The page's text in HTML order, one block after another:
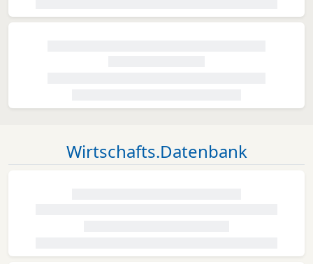
Wirtschafts.Datenbank